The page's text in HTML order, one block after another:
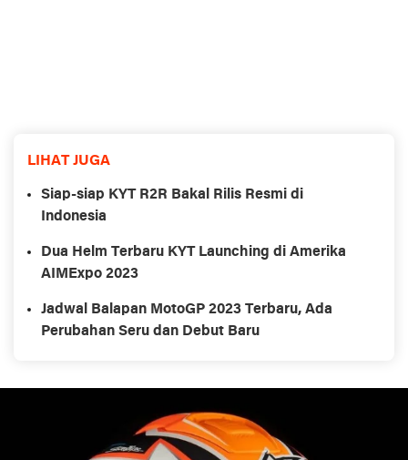
LIHAT JUGA
Siap-siap KYT R2R Bakal Rilis Resmi di
Indonesia
Dua Helm Terbaru KYT Launching di Amerika
AIMExpo 2023
Jadwal Balapan MotoGP 2023 Terbaru, Ada
Perubahan Seru dan Debut Baru